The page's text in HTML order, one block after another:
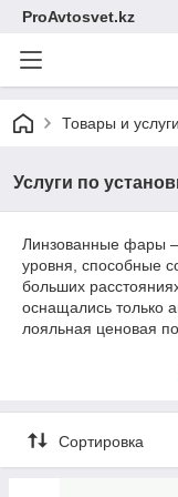
ProAvtosvet.kz
Товары и услуги
Услуги по
Линзованные фары
уровня, способные
больших
оснащались только
лояльная ценовая
становятся все
зарекомендовали
модели автомобилей.
Вне зависимости от
Сортировка